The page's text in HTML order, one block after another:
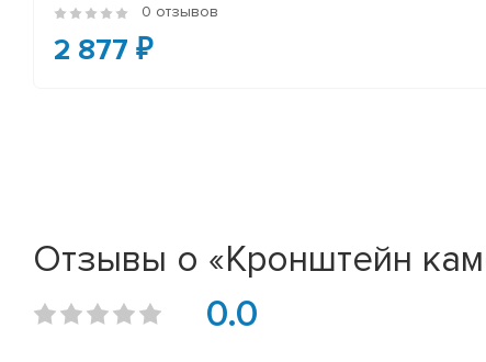
0 отзывов
2 877 ₽
Отзывы о «Кронштейн
0.0